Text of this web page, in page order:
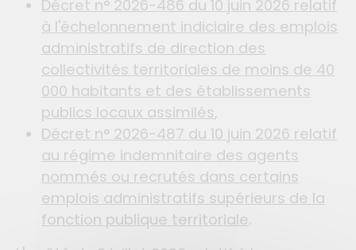
Décret n° 2026-486 du 10 juin 2026 relatif
à l'échelonnement indiciaire des emplois
administratifs de direction des
collectivités territoriales de moins de 40
000 habitants et des établissements
publics locaux assimilés,
Décret n° 2026-487 du 10 juin 2026 relatif
au régime indemnitaire des agents
nommés ou recrutés dans certains
emplois administratifs supérieurs de la
fonction publique territoriale.